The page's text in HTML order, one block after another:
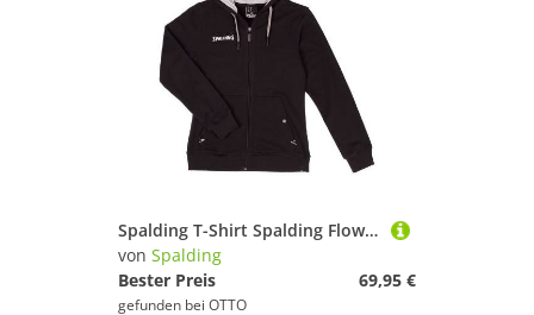
Spalding T-Shirt Spalding Flow Kapuzenjacke Damen Baumwolle
von Spalding
Bester Preis
69,95 €
gefunden bei OTTO